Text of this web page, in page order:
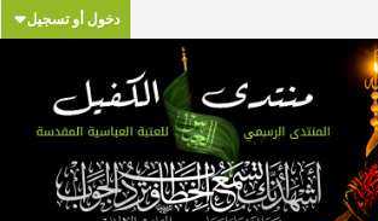
دخول أو تسجيل